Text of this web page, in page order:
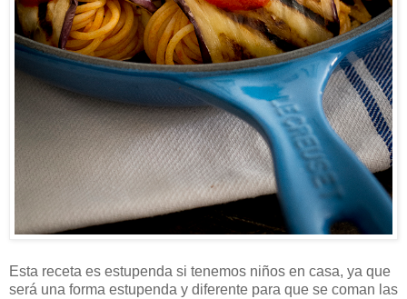
Esta receta es estupenda si tenemos niños en casa, ya que
será una forma estupenda y diferente para que se coman las